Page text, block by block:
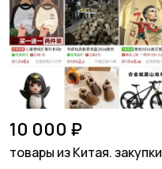
10 000 ₽
товары из Китая. закупки